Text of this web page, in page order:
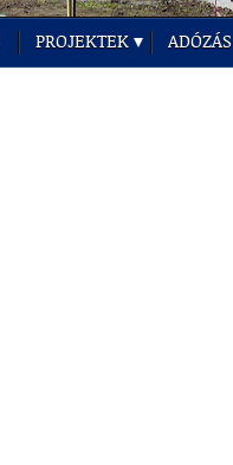
PROJEKTEK ADÓZÁS